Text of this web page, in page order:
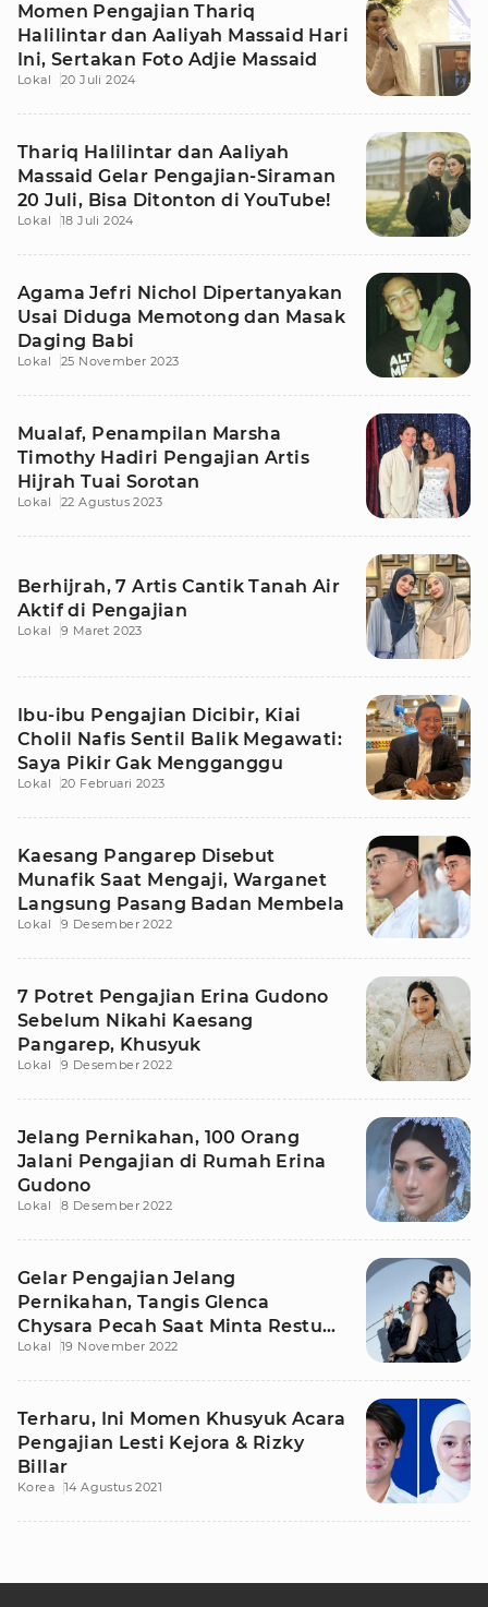
Momen Pengajian Thariq
Halilintar dan Aaliyah Massaid Hari
Ini, Sertakan Foto Adjie Massaid
Lokal 20 Juli 2024
Thariq Halilintar dan Aaliyah
Massaid Gelar Pengajian-Siraman
20 Juli, Bisa Ditonton di YouTube!
Lokal 18 Juli 2024
Agama Jefri Nichol Dipertanyakan
Usai Diduga Memotong dan Masak
Daging Babi
Lokal 25 November 2023
Mualaf, Penampilan Marsha
Timothy Hadiri Pengajian Artis
Hijrah Tuai Sorotan
Lokal 22 Agustus 2023
Berhijrah, 7 Artis Cantik Tanah Air
Aktif di Pengajian
Lokal 9 Maret 2023
Ibu-ibu Pengajian Dicibir, Kiai
Cholil Nafis Sentil Balik Megawati:
Saya Pikir Gak Mengganggu
Lokal 20 Februari 2023
Kaesang Pangarep Disebut
Munafik Saat Mengaji, Warganet
Langsung Pasang Badan Membela
Lokal 9 Desember 2022
7 Potret Pengajian Erina Gudono
Sebelum Nikahi Kaesang
Pangarep, Khusyuk
Lokal 9 Desember 2022
Jelang Pernikahan, 100 Orang
Jalani Pengajian di Rumah Erina
Gudono
Lokal 8 Desember 2022
Gelar Pengajian Jelang
Pernikahan, Tangis Glenca
Chysara Pecah Saat Minta Restu
ke Orang Tua
Lokal 19 November 2022
Terharu, Ini Momen Khusyuk Acara
Pengajian Lesti Kejora & Rizky
Billar
Korea 14 Agustus 2021